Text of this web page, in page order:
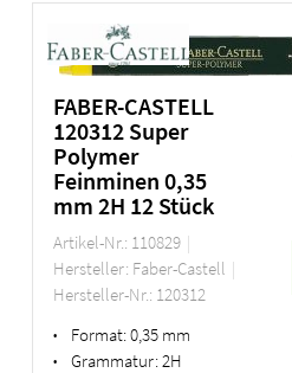
FABER-CASTELL
120312 Super
Polymer
Feinminen 0,35
mm 2H 12 Stück
Artikel-Nr.: 110829
Hersteller: Faber-Castell
Hersteller-Nr.: 120312
• Format:0,35 mm
• Grammatur:2H